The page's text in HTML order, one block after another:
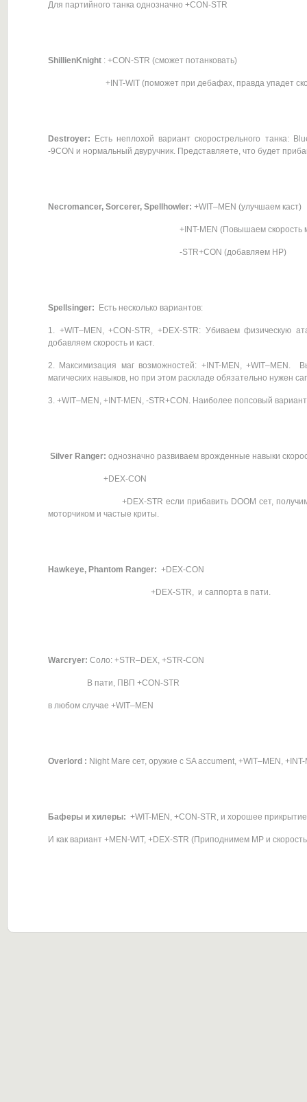
Для партийного танка однозначно +CON-STR
ShillienKnight : +СON-STR (сможет потанковать)
+INT-WIT (поможет при дебафах, правда упадет
Destroyer:
Есть неплохой вариант скорострельного танка:
-9CON и нормальный двуручник. Представляете, что будет
Necromancer, Sorcerer, Spellhowler: +WIT–MEN (улучшаем каст)
+INT-MEN (Повышаем скорость
-STR+CON (добавляем НР)
Spellsinger: Есть несколько вариантов:
1. +WIT–MEN, +CON-STR, +DEX-STR: Убиваем физическую
добавляем скорость и каст.
2. Максимизация маг возможностей: +INT-MEN, +WIT–MEN.
магических навыков, но при этом раскладе обязательно нужен
3. +WIT–MEN, +INT-MEN, -STR+CON. Наиболее попсовый
Silver Ranger: однозначно развиваем врожденные навыки
+DEX-CON
+DEX-STR если прибавить DOOM сет, получим
моторчиком и частые криты.
Hawkeye, Phantom Ranger: +DEX-CON
+DEX-STR, и саппорта в пати.
Warcryer: Соло: +STR–DEX, +STR-CON
В пати, ПВП +CON-STR
в любом случае +WIT–MEN
Overlord : Night Mare сет, оружие с SA accument, +WIT–MEN,
Баферы и хилеры: +WIT-MEN, +CON-STR, и хорошее
И как вариант +MEN-WIT, +DEX-STR (Приподнимем МР и